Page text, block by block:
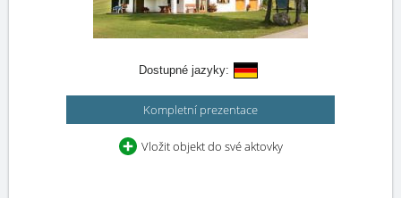
Dostupné jazyky:
Kompletní prezentace
Vložit objekt do své aktovky